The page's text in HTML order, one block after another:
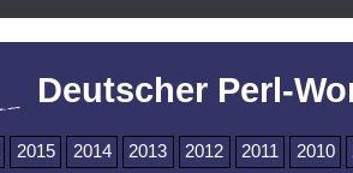
Deutscher Perl-
2015 2014 2013 2012 2011 2010